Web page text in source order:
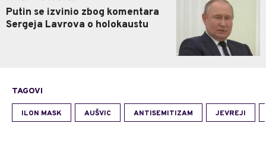
Putin se izvinio zbog komentara
Sergeja Lavrova o holokaustu
TAGOVI
ILON MASK AUŠVIC ANTISEMITIZAM JEVREJI